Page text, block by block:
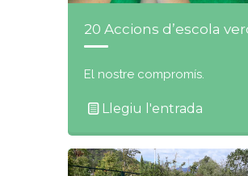
20 Accions d’escola
El nostre compromís.
Llegiu l'entrada